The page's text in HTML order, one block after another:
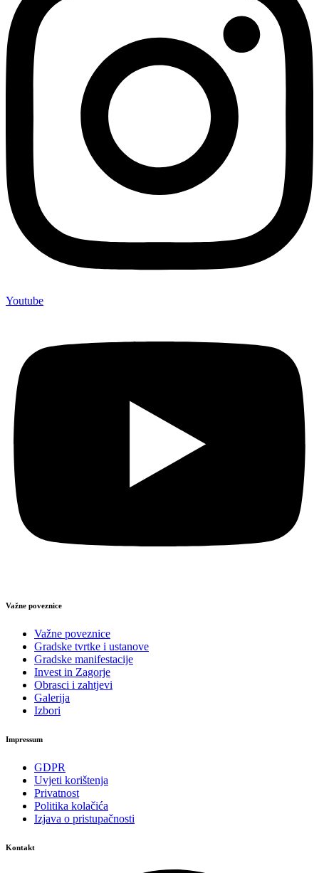
Youtube
Važne poveznice
Važne poveznice
Gradske tvrtke i ustanove
Gradske manifestacije
Invest in Zagorje
Obrasci i zahtjevi
Galerija
Izbori
Impressum
GDPR
Uvjeti korištenja
Privatnost
Politika kolačića
Izjava o pristupačnosti
Kontakt